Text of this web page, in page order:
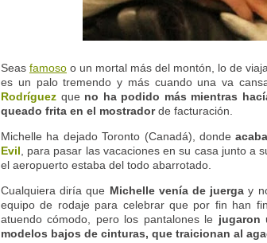
Seas famoso o un mortal más del montón, lo de
es un palo tremendo y más cuando una va
Rodríguez que no ha podido más mientras
queado frita en el mostradorde facturación.
Michelle ha dejado Toronto (Canadá), donde
Evil , para pasar las vacaciones en su casa junto a
el aeropuerto estaba del todo abarrotado.
Cualquiera diría que Michelle venía de juergay
equipo de rodaje para celebrar que por fin han
atuendo cómodo, pero los pantalones le jugaron
modelos bajos de cinturas, que traicionan al